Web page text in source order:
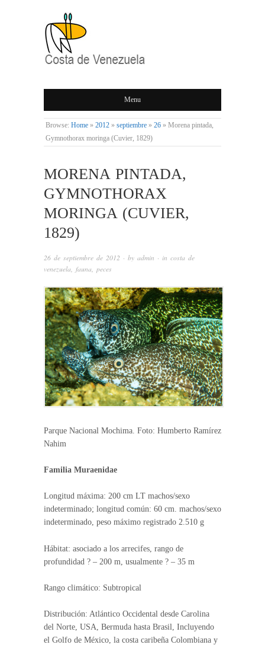
COSTA DE
VENEZUELA
Menu
Browse: Home » 2012 » septiembre » 26 » Morena pintada,
Gymnothorax moringa (Cuvier, 1829)
MORENA PINTADA,
GYMNOTHORAX
MORINGA (CUVIER,
1829)
26 de septiembre de 2012 · by admin · in costa de
venezuela
fauna peces
Parque Nacional Mochima. Foto: Humberto Ramírez
Nahim
Familia Muraenidae
Longitud máxima: 200 cm LT machos/sexo
indeterminado; longitud común: 60 cm. machos/sexo
indeterminado, peso máximo registrado 2.510 g
Hábitat: asociado a los arrecifes, rango de
profundidad ? – 200 m, usualmente ? – 35 m
Rango climático: Subtropical
Distribución: Atlántico Occidental desde Carolina
del Norte, USA, Bermuda hasta Brasil, Incluyendo
el Golfo de México, la costa caribeña Colombiana y